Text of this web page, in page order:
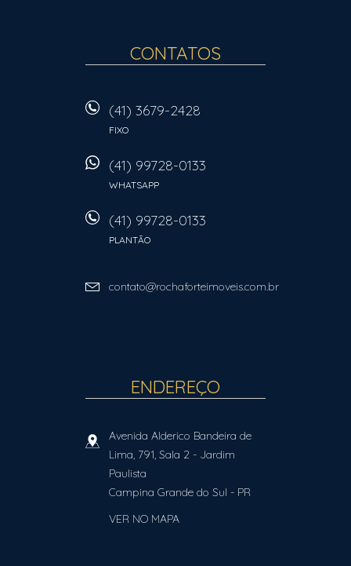
CONTATOS
(41) 3679-2428
FIXO
(41) 99728-0133
WHATSAPP
(41) 99728-0133
PLANTÃO
contato@rochaforteimoveis.com.br
ENDEREÇO
Avenida Alderico Bandeira de
Lima, 791, Sala 2 - Jardim
Paulista
Campina Grande do Sul - PR
VER NO MAPA